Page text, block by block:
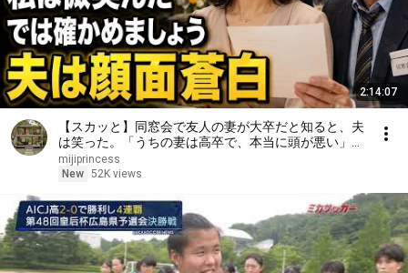
2:14:07
【スカッと】同窓会で友人の妻が大卒だと知ると、夫
は笑った。「うちの妻は高卒で、本当に頭が悪い」私
は微笑んだ。「では、どちらが愚かか確かめましょ
う」――数分後、夫は顔面蒼白になった……。
mijiprincess
New 52K views